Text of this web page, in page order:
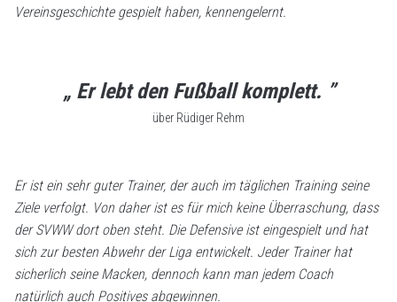
Vereinsgeschichte gespielt haben, kennengelernt.
„ Er lebt den Fußball komplett. ”
über Rüdiger Rehm
Er ist ein sehr guter Trainer, der auch im täglichen Training seine
Ziele verfolgt. Von daher ist es für mich keine Überraschung, dass
der SVWW dort oben steht. Die Defensive ist eingespielt und hat
sich zur besten Abwehr der Liga entwickelt. Jeder Trainer hat
sicherlich seine Macken, dennoch kann man jedem Coach
natürlich auch Positives abgewinnen.